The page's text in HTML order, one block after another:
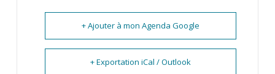
+ Ajouter à mon Agenda Google
+ Exportation iCal / Outlook